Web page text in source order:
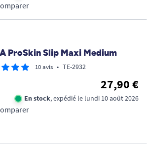
ProSkin Slip Maxi Medium
10 avis • TE-2932
27,90 €
En stock, expédié le lundi 10 août 2026